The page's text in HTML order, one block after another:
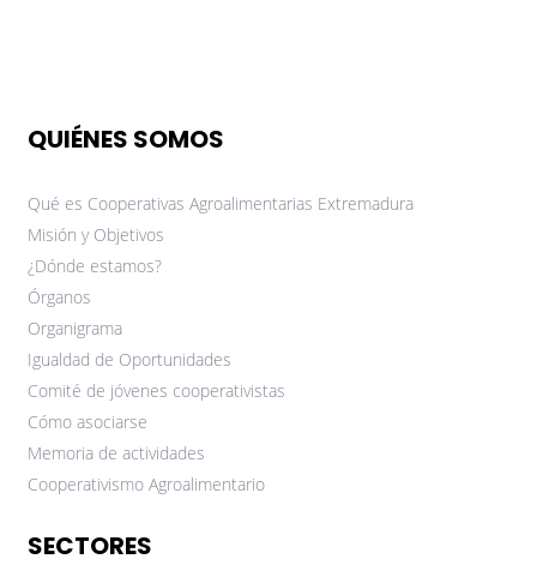
QUIÉNES SOMOS
Qué es Cooperativas Agroalimentarias Extremadura
Misión y Objetivos
¿Dónde estamos?
Órganos
Organigrama
Igualdad de Oportunidades
Comité de jóvenes cooperativistas
Cómo asociarse
Memoria de actividades
Cooperativismo Agroalimentario
SECTORES